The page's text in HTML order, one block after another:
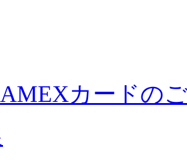
AMEXカードの